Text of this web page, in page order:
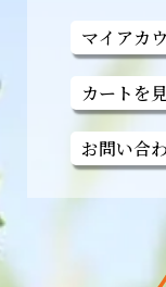
マイアカ
カートを
お問い合